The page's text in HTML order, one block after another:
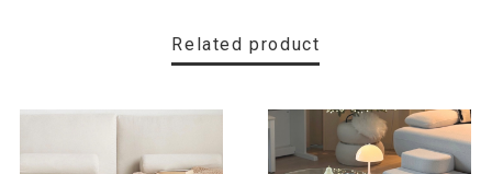
Related product